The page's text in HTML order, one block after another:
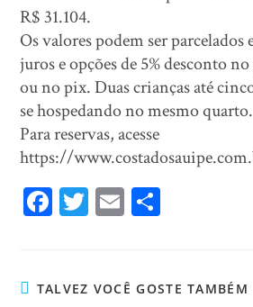
R$ 31.104.
Os valores podem ser parcelados
juros e opções de 5% desconto
ou no pix. Duas crianças até
se hospedando no mesmo quarto.
Para reservas, acesse
https://
Fa
ok
T
er
E
TALVEZ VOCÊ GOSTE TAMBÉM